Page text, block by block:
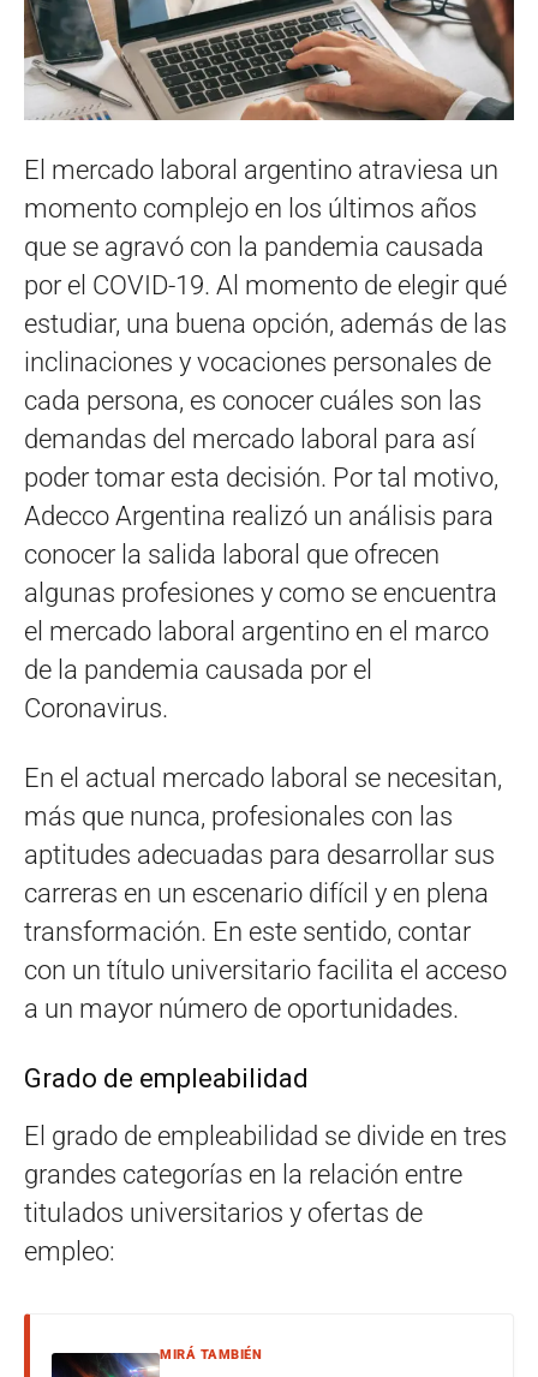
El mercado laboral argentino atraviesa un
momento complejo en los últimos años
que se agravó con la pandemia causada
por el COVID-19. Al momento de elegir qué
estudiar, una buena opción, además de las
inclinaciones y vocaciones personales de
cada persona, es conocer cuáles son las
demandas del mercado laboral para así
poder tomar esta decisión. Por tal motivo,
Adecco Argentina realizó un análisis para
conocer la salida laboral que ofrecen
algunas profesiones y como se encuentra
el mercado laboral argentino en el marco
de la pandemia causada por el
Coronavirus.
En el actual mercado laboral se necesitan,
más que nunca, profesionales con las
aptitudes adecuadas para desarrollar sus
carreras en un escenario difícil y en plena
transformación. En este sentido, contar
con un título universitario facilita el acceso
a un mayor número de oportunidades.
Grado de empleabilidad
El grado de empleabilidad se divide en tres
grandes categorías en la relación entre
titulados universitarios y ofertas de
empleo:
MIRÁ TAMBIÉN